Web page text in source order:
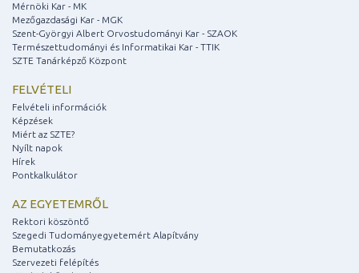
Mérnöki Kar - MK
Mezőgazdasági Kar - MGK
Szent-Györgyi Albert Orvostudományi Kar - SZAOK
Természettudományi és Informatikai Kar - TTIK
SZTE Tanárképző Központ
FELVÉTELI
Felvételi információk
Képzések
Miért az SZTE?
Nyílt napok
Hírek
Pontkalkulátor
AZ EGYETEMRŐL
Rektori köszöntő
Szegedi Tudományegyetemért Alapítvány
Bemutatkozás
Szervezeti felépítés